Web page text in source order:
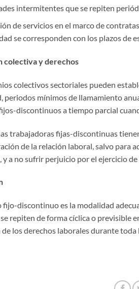
intermitentes que se repiten
de servicios en el marco de
se corresponden con los plazos de
colectiva y derechos
colectivos sectoriales pueden
periodos mínimos de llamamiento
discontinuos a tiempo parcial
trabajadoras fijas-discontinuas
de la relación laboral, salvo para
y a no sufrir perjuicio por el ejercicio
fijo-discontinuo es la modalidad
repiten de forma cíclica o previsible
los derechos laborales durante